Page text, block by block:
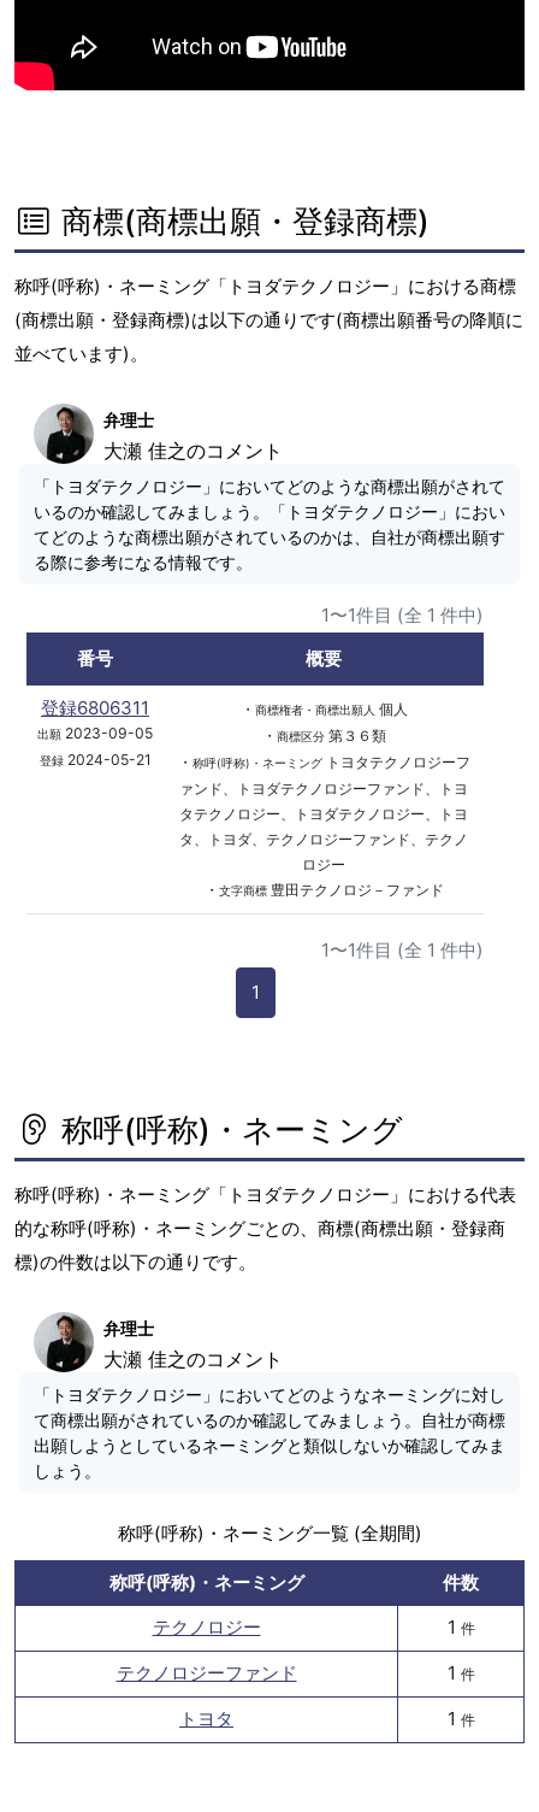
商標(商標出願・登録商標)
称呼(呼称)・ネーミング「トヨダテクノロジー」における商標
(商標出願・登録商標)は以下の通りです(商標出願番号の降順に
並べています)。
弁理士
大瀬 佳之のコメント
「トヨダテクノロジー」においてどのような商標出願がされて
いるのか確認してみましょう。「トヨダテクノロジー」におい
てどのような商標出願がされているのかは、自社が商標出願す
る際に参考になる情報です。
1〜1件目 (全 1 件中)
番号
概要
登録6806311
出願 2023-09-05
登録2024-05-21
・ 商標権者・商標出願人 個人
・ 商標区分第３６類
・ 称呼(呼称)・ネーミングトヨタテクノロジーフ
ァンド、トヨダテクノロジーファンド、トヨ
タテクノロジー、トヨダテクノロジー、トヨ
タ、トヨダ、テクノロジーファンド、テクノ
ロジー
・ 文字商標豊田テクノロジ－ファンド
1〜1件目 (全 1 件中)
1
称呼(呼称)・ネーミング
称呼(呼称)・ネーミング「トヨダテクノロジー」における代表
的な称呼(呼称)・ネーミングごとの、商標(商標出願・登録商
標)の件数は以下の通りです。
弁理士
大瀬 佳之のコメント
「トヨダテクノロジー」においてどのようなネーミングに対し
て商標出願がされているのか確認してみましょう。自社が商標
出願しようとしているネーミングと類似しないか確認してみま
しょう。
称呼(呼称)・ネーミング一覧 (全期間)
称呼(呼称)・ネーミング
件数
テクノロジー
1 件
テクノロジーファンド 1 件
トヨタ 1 件